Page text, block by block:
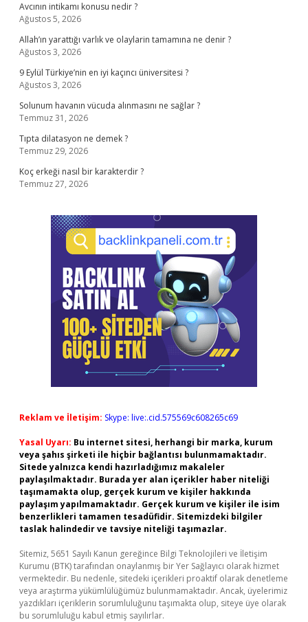
Avcının intikamı konusu nedir ?
Ağustos 5, 2026
Allah’ın yarattığı varlık ve olaylarin tamamına ne denir ?
Ağustos 3, 2026
9 Eylül Türkiye’nin en iyi kaçıncı üniversitesi ?
Ağustos 3, 2026
Solunum havanın vücuda alınmasını ne sağlar ?
Temmuz 31, 2026
Tıpta dilatasyon ne demek ?
Temmuz 29, 2026
Koç erkeği nasıl bir karakterdir ?
Temmuz 27, 2026
Reklam ve İletişim: Skype: live:.cid.575569c608265c69
Yasal Uyarı: Bu internet sitesi, herhangi bir marka, kurum
veya şahıs şirketi ile hiçbir bağlantısı bulunmamaktadır.
Sitede yalnızca kendi hazırladığımız makaleler
paylaşılmaktadır. Burada yer alan içerikler haber niteliği
taşımamakta olup, gerçek kurum ve kişiler hakkında
paylaşım yapılmamaktadır. Gerçek kurum ve kişiler ile isim
benzerlikleri tamamen tesadüfidir. Sitemizdeki bilgiler
taslak halindedir ve tavsiye niteliği taşımazlar.
Sitemiz, 5651 Sayılı Kanun gereğince Bilgi Teknolojileri ve İletişim
Kurumu (BTK) tarafından onaylanmış bir Yer Sağlayıcı olarak hizmet
vermektedir. Bu nedenle, sitedeki içerikleri proaktif olarak denetleme
veya araştırma yükümlülüğümüz bulunmamaktadır. Ancak, üyelerimiz
yazdıkları içeriklerin sorumluluğunu taşımakta olup, siteye üye olarak
bu sorumluluğu kabul etmiş sayılırlar.